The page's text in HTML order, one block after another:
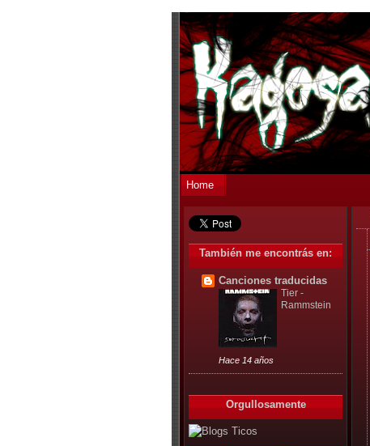
Home
También me encontrás en:
Canciones traducidas
Tier -
Rammstein
Hace 14 años
Orgullosamente